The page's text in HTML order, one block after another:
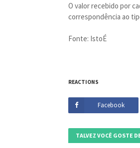
O valor recebido por
correspondência ao
Fonte: IstoÉ
REACTIONS
Facebook
TALVEZ VOCÊ GOSTE